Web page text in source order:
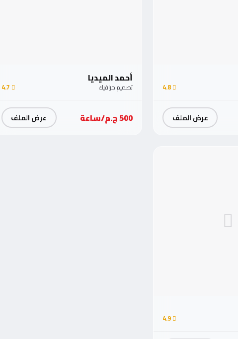
4.8
عرض الملف
أحمد الميديا
تصميم جرافيك 4.7
500 ج.م/ساعة عرض الملف
4.9